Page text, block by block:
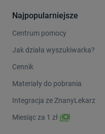
Najpopularniejsze
Centrum pomocy
Jak działa wyszukiwarka?
Cennik
Materiały do pobrania
Integracja ze ZnanyLekarz
Miesiąc za 1 zł